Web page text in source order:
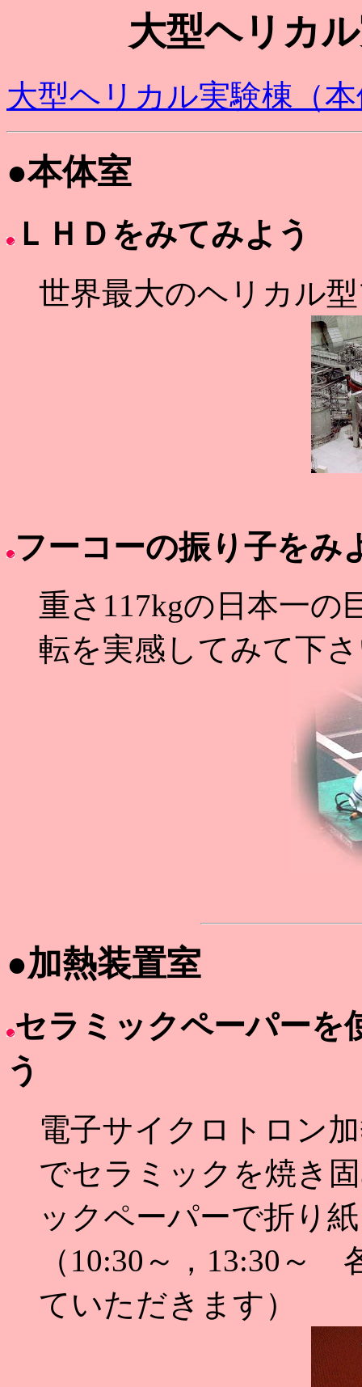
大型ヘリカ
大型ヘリカル実験棟（
●本体室
ＬＨＤをみてみよう
世界最大のヘリカル
フーコーの振り子をみ
重さ117kgの日本一の
転を実感してみて下
●加熱装置室
セラミックペーパーを
う
電子サイクロトロン
でセラミックを焼き
ックペーパーで折り
（10:30～，13:30～
ていただきます）